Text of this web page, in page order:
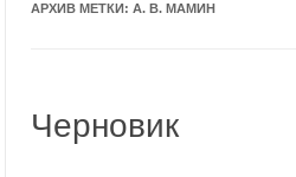
АРХИВ МЕТКИ: А. В. МАМИН
Черновик